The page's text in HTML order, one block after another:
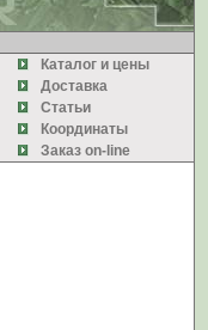
Каталог и цены
Доставка
Статьи
Координаты
Заказ on-line